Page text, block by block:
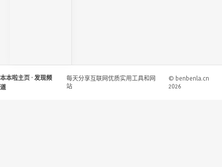
本本啦主页 · 发现频
道
每天分享互联网优质实用工具和网
站
© benbenla.cn
2026